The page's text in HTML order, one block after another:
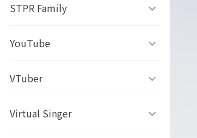
うちわシール
ファミッペ
うちわ背景
写真撮影背景
STPR Family
AMPTAKｘCOLORS
すとぷり
すにすて - SneakerStep
YouTube
ねこほうチャンネル
ぼくたちのあそびば
VTuber
VASE
Virtual Singer